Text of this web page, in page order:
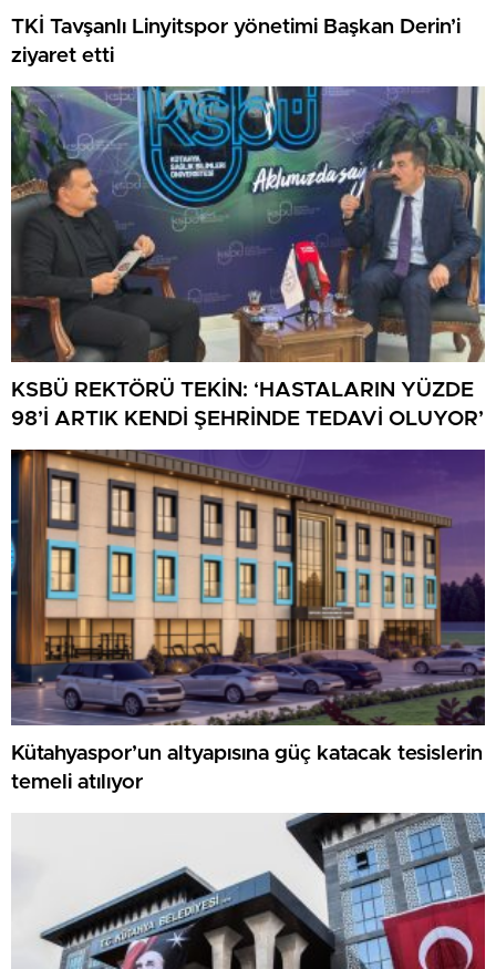
TKİ Tavşanlı Linyitspor yönetimi Başkan Derin’i
ziyaret etti
KSBÜ REKTÖRÜ TEKİN: ‘HASTALARIN YÜZDE
98’İ ARTIK KENDİ ŞEHRİNDE TEDAVİ OLUYOR’
Kütahyaspor’un altyapısına güç katacak tesislerin
temeli atılıyor